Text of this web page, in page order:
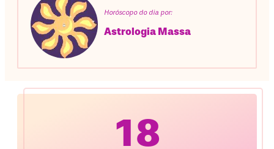
Horóscopo do dia por:
Astrologia Massa
18